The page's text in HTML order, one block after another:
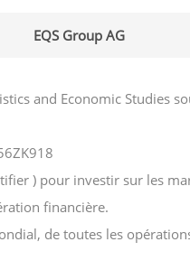
EQS Group AG
and Economic
) pour investir sur les
financière.
de toutes les